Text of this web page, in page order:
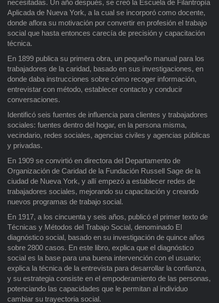
necesitadas. Un año después, se creó la Escuela de Filantropía
Aplicada de Nueva York, a la cual se incorporó como docente,
donde aflora su motivación por convertir en profesión el trabajo
social que hasta entonces carecía de precisión y capacitación
técnica.
En 1899 publica su primera obra, un pequeño manual para los
trabajadores de la caridad, basado en sus investigaciones, en
donde daba instrucciones sobre cómo recoger información,
entrevistar con método, establecer contacto y conducir
conversaciones.
Identificó seis fuentes de influencia para clientes y trabajadores
sociales: fuentes dentro del hogar, en la persona misma,
vecindario, redes sociales, agencias civiles y agencias públicas
y privadas.
En 1909 se convirtió en directora del Departamento de
Organización de Caridad de la Fundación Russell Sage de la
ciudad de Nueva York, y allí empezó a establecer redes de
trabajadores sociales, mejorando su capacitación y creando
nuevos programas de trabajo social.
En 1917, a los cincuenta y seis años, publicó el primer texto de
Técnicas y Métodos del Trabajo Social, denominado El
diagnóstico social, basado en su investigación de quince años
sobre 2800 casos. En este libro, explica que el diagnóstico
social es la base para una buena intervención con el usuario;
explica la técnica de la entrevista para desarrollar la confianza,
y su estrategia consiste en el empoderamiento de las personas,
potenciando las capacidades que le permitan al individuo
cambiar su trayectoria social.